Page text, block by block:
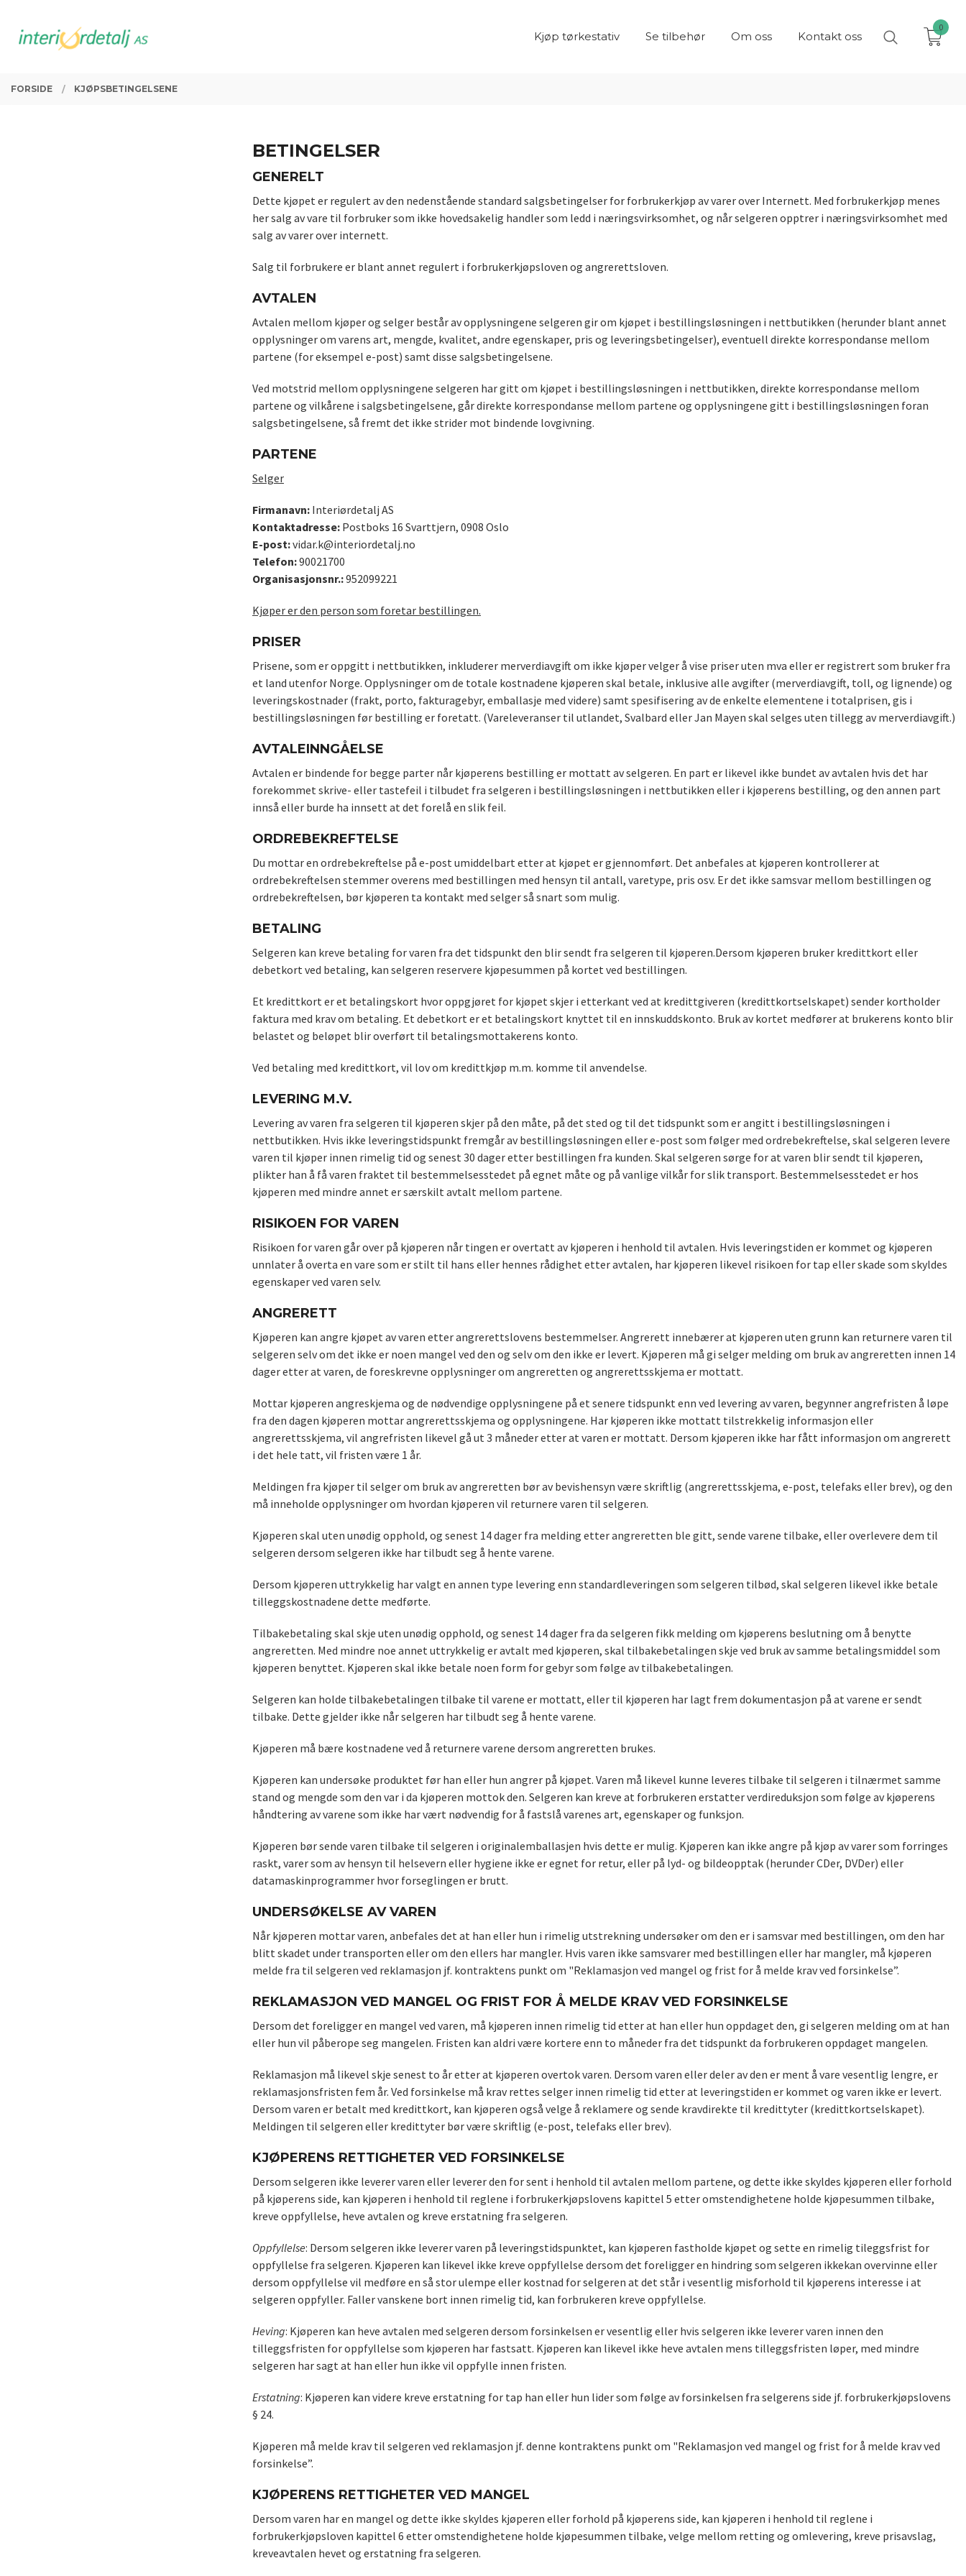
innholdet
Kjøp tørkestativ Se tilbehør Om oss Kontakt oss
0
FORSIDE KJØPSBETINGELSENE
BETINGELSER
GENERELT
Dette kjøpet er regulert av den nedenstående standard salgsbetingelser for forbrukerkjøp av varer over Internett. Med forbrukerkjøp menes
her salg av vare til forbruker som ikke hovedsakelig handler som ledd i næringsvirksomhet, og når selgeren opptrer i næringsvirksomhet med
salg av varer over internett.
Salg til forbrukere er blant annet regulert i forbrukerkjøpsloven og angrerettsloven.
AVTALEN
Avtalen mellom kjøper og selger består av opplysningene selgeren gir om kjøpet i bestillingsløsningen i nettbutikken (herunder blant annet
opplysninger om varens art, mengde, kvalitet, andre egenskaper, pris og leveringsbetingelser), eventuell direkte korrespondanse mellom
partene (for eksempel e-post) samt disse salgsbetingelsene.
Ved motstrid mellom opplysningene selgeren har gitt om kjøpet i bestillingsløsningen i nettbutikken, direkte korrespondanse mellom
partene og vilkårene i salgsbetingelsene, går direkte korrespondanse mellom partene og opplysningene gitt i bestillingsløsningen foran
salgsbetingelsene, så fremt det ikke strider mot bindende lovgivning.
PARTENE
Selger
Firmanavn: Interiørdetalj AS
Kontaktadresse: Postboks 16 Svarttjern, 0908 Oslo
E-post:vidar.k@interiordetalj.no
Telefon:90021700
Organisasjonsnr.:952099221
Kjøper er den person som foretar bestillingen.
PRISER
Prisene, som er oppgitt i nettbutikken, inkluderer merverdiavgift om ikke kjøper velger å vise priser uten mva eller er registrert som bruker fra
et land utenfor Norge. Opplysninger om de totale kostnadene kjøperen skal betale, inklusive alle avgifter (merverdiavgift, toll, og lignende) og
leveringskostnader (frakt, porto, fakturagebyr, emballasje med videre) samt spesifisering av de enkelte elementene i totalprisen, gis i
bestillingsløsningen før bestilling er foretatt. (Vareleveranser til utlandet, Svalbard eller Jan Mayen skal selges uten tillegg av merverdiavgift.)
AVTALEINNGÅELSE
Avtalen er bindende for begge parter når kjøperens bestilling er mottatt av selgeren. En part er likevel ikke bundet av avtalen hvis det har
forekommet skrive- eller tastefeil i tilbudet fra selgeren i bestillingsløsningen i nettbutikken eller i kjøperens bestilling, og den annen part
innså eller burde ha innsett at det forelå en slik feil.
ORDREBEKREFTELSE
Du mottar en ordrebekreftelse på e-post umiddelbart etter at kjøpet er gjennomført. Det anbefales at kjøperen kontrollerer at
ordrebekreftelsen stemmer overens med bestillingen med hensyn til antall, varetype, pris osv. Er det ikke samsvar mellom bestillingen og
ordrebekreftelsen, bør kjøperen ta kontakt med selger så snart som mulig.
BETALING
Selgeren kan kreve betaling for varen fra det tidspunkt den blir sendt fra selgeren til kjøperen.Dersom kjøperen bruker kredittkort eller
debetkort ved betaling, kan selgeren reservere kjøpesummen på kortet ved bestillingen.
Et kredittkort er et betalingskort hvor oppgjøret for kjøpet skjer i etterkant ved at kredittgiveren (kredittkortselskapet) sender kortholder
faktura med krav om betaling. Et debetkort er et betalingskort knyttet til en innskuddskonto. Bruk av kortet medfører at brukerens konto blir
belastet og beløpet blir overført til betalingsmottakerens konto.
Ved betaling med kredittkort, vil lov om kredittkjøp m.m. komme til anvendelse.
LEVERING M.V.
Levering av varen fra selgeren til kjøperen skjer på den måte, på det sted og til det tidspunkt som er angitt i bestillingsløsningen i
nettbutikken. Hvis ikke leveringstidspunkt fremgår av bestillingsløsningen eller e-post som følger med ordrebekreftelse, skal selgeren levere
varen til kjøper innen rimelig tid og senest 30 dager etter bestillingen fra kunden. Skal selgeren sørge for at varen blir sendt til kjøperen,
plikter han å få varen fraktet til bestemmelsesstedet på egnet måte og på vanlige vilkår for slik transport. Bestemmelsesstedet er hos
kjøperen med mindre annet er særskilt avtalt mellom partene.
RISIKOEN FOR VAREN
Risikoen for varen går over på kjøperen når tingen er overtatt av kjøperen i henhold til avtalen. Hvis leveringstiden er kommet og kjøperen
unnlater å overta en vare som er stilt til hans eller hennes rådighet etter avtalen, har kjøperen likevel risikoen for tap eller skade som skyldes
egenskaper ved varen selv.
ANGRERETT
Kjøperen kan angre kjøpet av varen etter angrerettslovens bestemmelser. Angrerett innebærer at kjøperen uten grunn kan returnere varen til
selgeren selv om det ikke er noen mangel ved den og selv om den ikke er levert. Kjøperen må gi selger melding om bruk av angreretten innen 14
dager etter at varen, de foreskrevne opplysninger om angreretten og angrerettsskjema er mottatt.
Mottar kjøperen angreskjema og de nødvendige opplysningene på et senere tidspunkt enn ved levering av varen, begynner angrefristen å løpe
fra den dagen kjøperen mottar angrerettsskjema og opplysningene. Har kjøperen ikke mottatt tilstrekkelig informasjon eller
angrerettsskjema, vil angrefristen likevel gå ut 3 måneder etter at varen er mottatt. Dersom kjøperen ikke har fått informasjon om angrerett
i det hele tatt, vil fristen være 1 år.
Meldingen fra kjøper til selger om bruk av angreretten bør av bevishensyn være skriftlig (angrerettsskjema, e-post, telefaks eller brev), og den
må inneholde opplysninger om hvordan kjøperen vil returnere varen til selgeren.
Kjøperen skal uten unødig opphold, og senest 14 dager fra melding etter angreretten ble gitt, sende varene tilbake, eller overlevere dem til
selgeren dersom selgeren ikke har tilbudt seg å hente varene.
Dersom kjøperen uttrykkelig har valgt en annen type levering enn standardleveringen som selgeren tilbød, skal selgeren likevel ikke betale
tilleggskostnadene dette medførte.
Tilbakebetaling skal skje uten unødig opphold, og senest 14 dager fra da selgeren fikk melding om kjøperens beslutning om å benytte
angreretten. Med mindre noe annet uttrykkelig er avtalt med kjøperen, skal tilbakebetalingen skje ved bruk av samme betalingsmiddel som
kjøperen benyttet. Kjøperen skal ikke betale noen form for gebyr som følge av tilbakebetalingen.
Selgeren kan holde tilbakebetalingen tilbake til varene er mottatt, eller til kjøperen har lagt frem dokumentasjon på at varene er sendt
tilbake. Dette gjelder ikke når selgeren har tilbudt seg å hente varene.
Kjøperen må bære kostnadene ved å returnere varene dersom angreretten brukes.
Kjøperen kan undersøke produktet før han eller hun angrer på kjøpet. Varen må likevel kunne leveres tilbake til selgeren i tilnærmet samme
stand og mengde som den var i da kjøperen mottok den. Selgeren kan kreve at forbrukeren erstatter verdireduksjon som følge av kjøperens
håndtering av varene som ikke har vært nødvendig for å fastslå varenes art, egenskaper og funksjon.
Kjøperen bør sende varen tilbake til selgeren i originalemballasjen hvis dette er mulig. Kjøperen kan ikke angre på kjøp av varer som forringes
raskt, varer som av hensyn til helsevern eller hygiene ikke er egnet for retur, eller på lyd- og bildeopptak (herunder CDer, DVDer) eller
datamaskinprogrammer hvor forseglingen er brutt.
UNDERSØKELSE AV VAREN
Når kjøperen mottar varen, anbefales det at han eller hun i rimelig utstrekning undersøker om den er i samsvar med bestillingen, om den har
blitt skadet under transporten eller om den ellers har mangler. Hvis varen ikke samsvarer med bestillingen eller har mangler, må kjøperen
melde fra til selgeren ved reklamasjon jf. kontraktens punkt om "Reklamasjon ved mangel og frist for å melde krav ved forsinkelse”.
REKLAMASJON VED MANGEL OG FRIST FOR Å MELDE KRAV VED FORSINKELSE
Dersom det foreligger en mangel ved varen, må kjøperen innen rimelig tid etter at han eller hun oppdaget den, gi selgeren melding om at han
eller hun vil påberope seg mangelen. Fristen kan aldri være kortere enn to måneder fra det tidspunkt da forbrukeren oppdaget mangelen.
Reklamasjon må likevel skje senest to år etter at kjøperen overtok varen. Dersom varen eller deler av den er ment å vare vesentlig lengre, er
reklamasjonsfristen fem år. Ved forsinkelse må krav rettes selger innen rimelig tid etter at leveringstiden er kommet og varen ikke er levert.
Dersom varen er betalt med kredittkort, kan kjøperen også velge å reklamere og sende kravdirekte til kredittyter (kredittkortselskapet).
Meldingen til selgeren eller kredittyter bør være skriftlig (e-post, telefaks eller brev).
KJØPERENS RETTIGHETER VED FORSINKELSE
Dersom selgeren ikke leverer varen eller leverer den for sent i henhold til avtalen mellom partene, og dette ikke skyldes kjøperen eller forhold
på kjøperens side, kan kjøperen i henhold til reglene i forbrukerkjøpslovens kapittel 5 etter omstendighetene holde kjøpesummen tilbake,
kreve oppfyllelse, heve avtalen og kreve erstatning fra selgeren.
Oppfyllelse: Dersom selgeren ikke leverer varen på leveringstidspunktet, kan kjøperen fastholde kjøpet og sette en rimelig tileggsfrist for
oppfyllelse fra selgeren. Kjøperen kan likevel ikke kreve oppfyllelse dersom det foreligger en hindring som selgeren ikkekan overvinne eller
dersom oppfyllelse vil medføre en så stor ulempe eller kostnad for selgeren at det står i vesentlig misforhold til kjøperens interesse i at
selgeren oppfyller. Faller vanskene bort innen rimelig tid, kan forbrukeren kreve oppfyllelse.
Heving: Kjøperen kan heve avtalen med selgeren dersom forsinkelsen er vesentlig eller hvis selgeren ikke leverer varen innen den
tilleggsfristen for oppfyllelse som kjøperen har fastsatt. Kjøperen kan likevel ikke heve avtalen mens tilleggsfristen løper, med mindre
selgeren har sagt at han eller hun ikke vil oppfylle innen fristen.
Erstatning: Kjøperen kan videre kreve erstatning for tap han eller hun lider som følge av forsinkelsen fra selgerens side jf. forbrukerkjøpslovens
§ 24.
Kjøperen må melde krav til selgeren ved reklamasjon jf. denne kontraktens punkt om "Reklamasjon ved mangel og frist for å melde krav ved
forsinkelse”.
KJØPERENS RETTIGHETER VED MANGEL
Dersom varen har en mangel og dette ikke skyldes kjøperen eller forhold på kjøperens side, kan kjøperen i henhold til reglene i
forbrukerkjøpsloven kapittel 6 etter omstendighetene holde kjøpesummen tilbake, velge mellom retting og omlevering, kreve prisavslag,
kreveavtalen hevet og erstatning fra selgeren.